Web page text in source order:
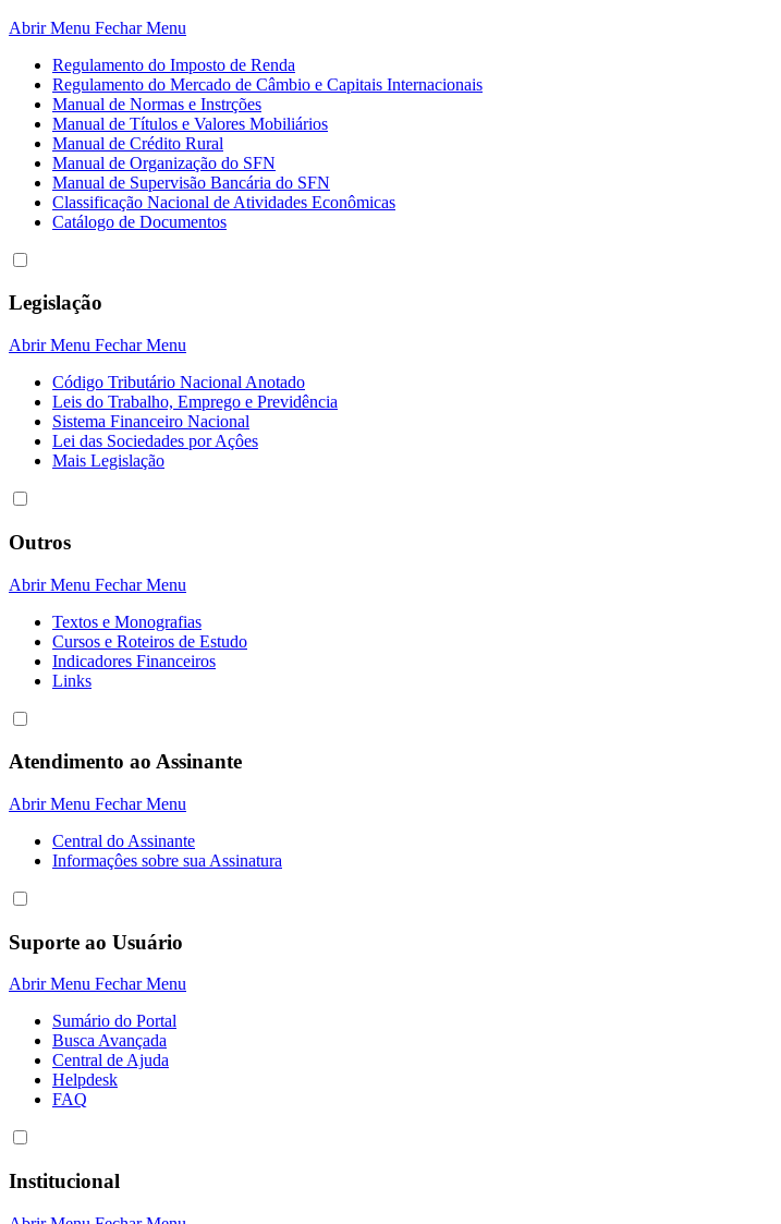
Abrir Menu Fechar Menu
Regulamento do Imposto de Renda
Regulamento do Mercado de Câmbio e Capitais Internacionais
Manual de Normas e Instrções
Manual de Títulos e Valores Mobiliários
Manual de Crédito Rural
Manual de Organização do SFN
Manual de Supervisão Bancária do SFN
Classificação Nacional de Atividades Econômicas
Catálogo de Documentos
Legislação
Abrir Menu Fechar Menu
Código Tributário Nacional Anotado
Leis do Trabalho, Emprego e Previdência
Sistema Financeiro Nacional
Lei das Sociedades por Açôes
Mais Legislação
Outros
Abrir Menu Fechar Menu
Textos e Monografias
Cursos e Roteiros de Estudo
Indicadores Financeiros
Links
Atendimento ao Assinante
Abrir Menu Fechar Menu
Central do Assinante
Informaçôes sobre sua Assinatura
Suporte ao Usuário
Abrir Menu Fechar Menu
Sumário do Portal
Busca Avançada
Central de Ajuda
Helpdesk
FAQ
Institucional